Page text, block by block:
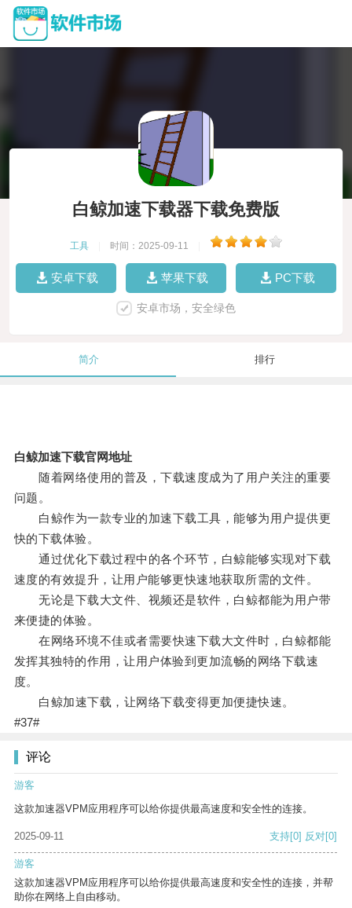
白鲸加速下载器下载免费版
工具 时间：2025-09-11
安卓下载 苹果下载 PC下载
安卓市场，安全绿色
简介 排行
白鲸加速下载官网地址
随着网络使用的普及，下载速度成为了用户关注的重要
问题。
白鲸作为一款专业的加速下载工具，能够为用户提供更
快的下载体验。
通过优化下载过程中的各个环节，白鲸能够实现对下载
速度的有效提升，让用户能够更快速地获取所需的文件。
无论是下载大文件、视频还是软件，白鲸都能为用户带
来便捷的体验。
在网络环境不佳或者需要快速下载大文件时，白鲸都能
发挥其独特的作用，让用户体验到更加流畅的网络下载速
度。
白鲸加速下载，让网络下载变得更加便捷快速。
#37#
评论
游客
这款加速器VPM应用程序可以给你提供最高速度和安全性的连接。
2025-09-11 支持[0] 反对[0]
游客
这款加速器VPM应用程序可以给你提供最高速度和安全性的连接，并帮
助你在网络上自由移动。